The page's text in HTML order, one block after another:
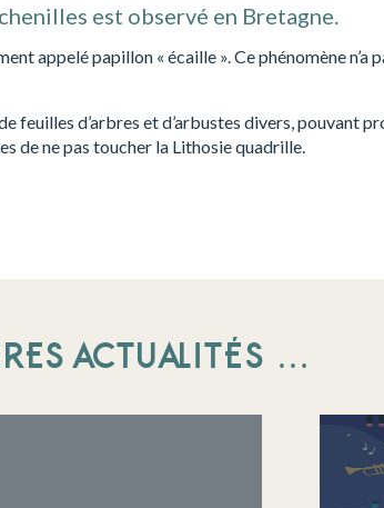
est observé en Bretagne.
appelé papillon « écaille ». Ce phénomène n’a
feuilles d’arbres et d’arbustes divers,
de ne pas toucher la Lithosie quadrille.
ACTUALITÉS …